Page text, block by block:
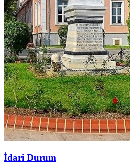
İdari Durum